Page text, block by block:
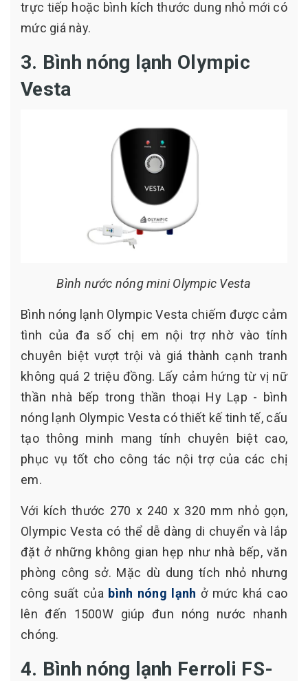
trực tiếp hoặc bình kích thước dung nhỏ mới có
mức giá này.
3. Bình nóng lạnh Olympic
Vesta
Bình nước nóng mini Olympic Vesta
Bình nóng lạnh Olympic Vesta chiếm được cảm
tình của đa số chị em nội trợ nhờ vào tính
chuyên biệt vượt trội và giá thành cạnh tranh
không quá 2 triệu đồng. Lấy cảm hứng từ vị nữ
thần nhà bếp trong thần thoại Hy Lạp - bình
nóng lạnh Olympic Vesta có thiết kế tinh tế, cấu
tạo thông minh mang tính chuyên biệt cao,
phục vụ tốt cho công tác nội trợ của các chị
em.
Với kích thước 270 x 240 x 320 mm nhỏ gọn,
Olympic Vesta có thể dễ dàng di chuyển và lắp
đặt ở những không gian hẹp như nhà bếp, văn
phòng công sở. Mặc dù dung tích nhỏ nhưng
công suất của bình nóng lạnh ở mức khá cao
lên đến 1500W giúp đun nóng nước nhanh
chóng.
4. Bình nóng lạnh Ferroli FS-